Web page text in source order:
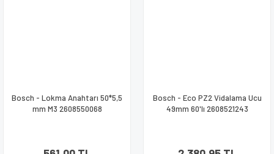
Bosch - Lokma Anahtarı 50*5,5
mm M3 2608550068
Bosch - Eco PZ2 Vidalama Ucu
49mm 60'lı 2608521243